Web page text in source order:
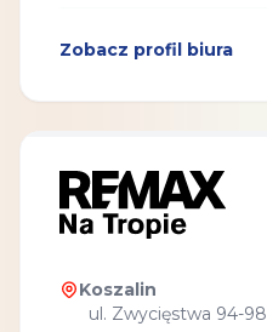
Zobacz profil biura
Koszalin
ul. Zwycięstwa 94-98